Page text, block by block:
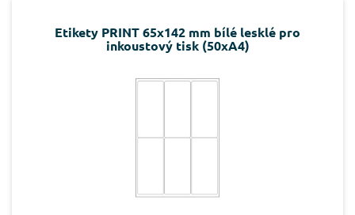
Etikety PRINT 65x142 mm bílé lesklé pro
inkoustový tisk (50xA4)